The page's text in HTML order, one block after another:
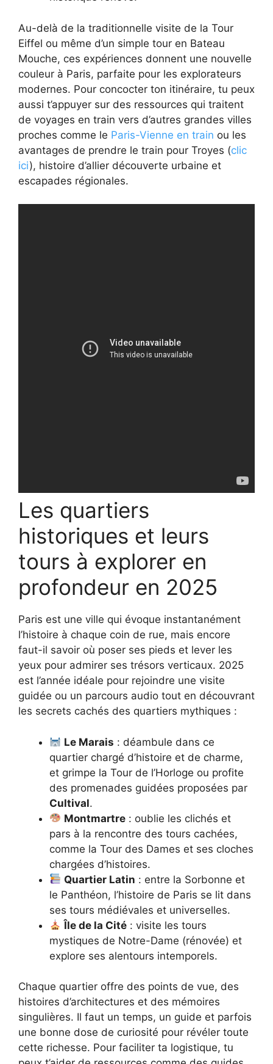
Au-delà de la traditionnelle visite de la Tour
Eiffel ou même d’un simple tour en Bateau
Mouche, ces expériences donnent une nouvelle
couleur à Paris, parfaite pour les explorateurs
modernes. Pour concocter ton itinéraire, tu peux
aussi t’appuyer sur des ressources qui traitent
de voyages en train vers d’autres grandes villes
proches comme le Paris-Vienne en train ou les
avantages de prendre le train pour Troyes (clic
ici), histoire d’allier découverte urbaine et
escapades régionales.
Les quartiers
historiques et leurs
tours à explorer en
profondeur en 2025
Paris est une ville qui évoque instantanément
l’histoire à chaque coin de rue, mais encore
faut-il savoir où poser ses pieds et lever les
yeux pour admirer ses trésors verticaux. 2025
est l’année idéale pour rejoindre une visite
guidée ou un parcours audio tout en découvrant
les secrets cachés des quartiers mythiques :
Le Marais : déambule dans ce
quartier chargé d’histoire et de charme,
et grimpe la Tour de l’Horloge ou profite
des promenades guidées proposées par
Cultival.
Montmartre : oublie les clichés et
pars à la rencontre des tours cachées,
comme la Tour des Dames et ses cloches
chargées d’histoires.
Quartier Latin : entre la Sorbonne et
le Panthéon, l’histoire de Paris se lit dans
ses tours médiévales et universelles.
Île de la Cité : visite les tours
mystiques de Notre-Dame (rénovée) et
explore ses alentours intemporels.
Chaque quartier offre des points de vue, des
histoires d’architectures et des mémoires
singulières. Il faut un temps, un guide et parfois
une bonne dose de curiosité pour révéler toute
cette richesse. Pour faciliter ta logistique, tu